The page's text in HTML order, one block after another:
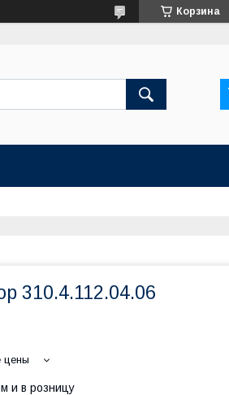
Корзина
310.4.112.04.06
цены
и в розницу